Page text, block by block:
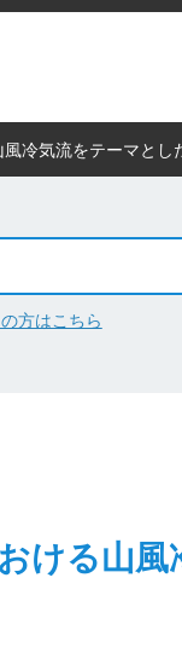
冷気流をテーマとし
方はこちら
ける山